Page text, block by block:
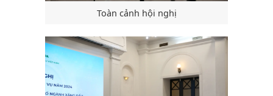
Toàn cảnh hội nghị